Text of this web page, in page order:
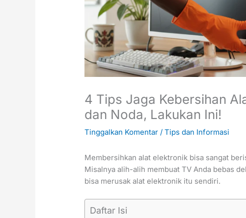
4 Tips Jaga Kebersihan
dan Noda, Lakukan Ini!
Tinggalkan Komentar /Tips dan Informasi
Membersihkan alat elektronik bisa sangat
Misalnya alih-alih membuat TV Anda bebas
bisa merusak alat elektronik itu sendiri.
Daftar Isi